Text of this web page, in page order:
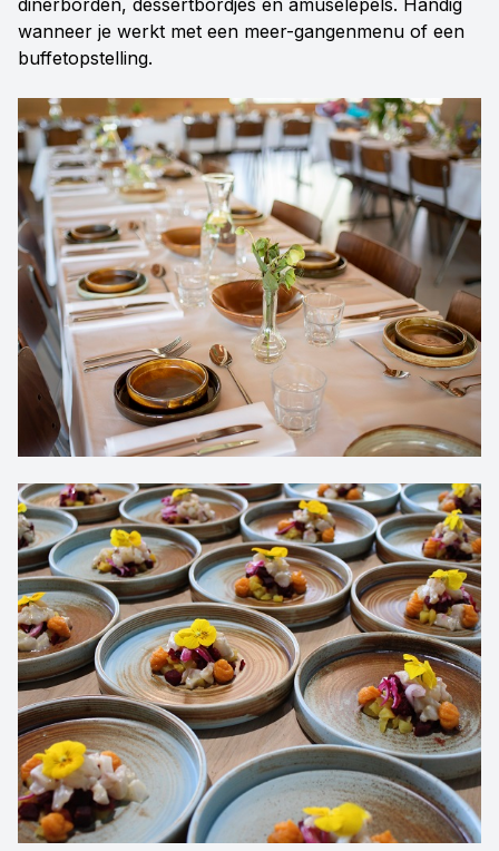
wanneer je werkt met een meer-gangenmenu of een
buffetopstelling.